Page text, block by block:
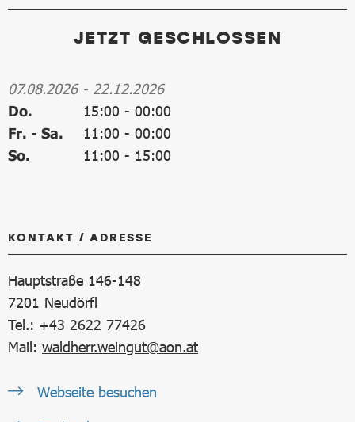
JETZT GESCHLOSSEN
07.08.2026- 22.12.2026
Do.
15:00 - 00:00
Fr. - Sa.
11:00 - 00:00
So.
11:00 - 15:00
KONTAKT / ADRESSE
Hauptstraße 146-148
7201 Neudörfl
Tel.: +43 2622 77426
Mail: waldherr.weingut@aon.at
Webseite besuchen